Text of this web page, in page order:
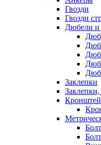
Гвозди
Гвозди
Дюбели и
Заклепки